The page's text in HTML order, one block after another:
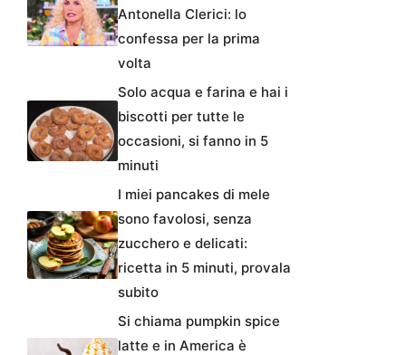
Antonella Clerici: lo
confessa per la prima
volta
Solo acqua e farina e hai i
biscotti per tutte le
occasioni, si fanno in 5
minuti
I miei pancakes di mele
sono favolosi, senza
zucchero e delicati:
ricetta in 5 minuti, provala
subito
Si chiama pumpkin spice
latte e in America è